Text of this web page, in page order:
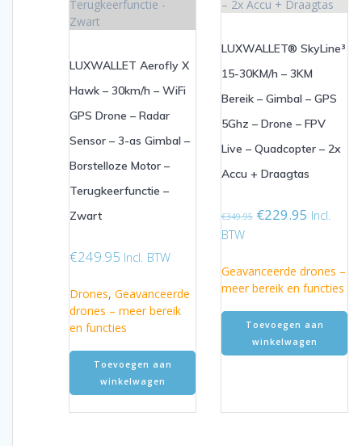
LUXWALLET Aerofly X
Hawk – 30km/h – WiFi
GPS Drone – Radar
Sensor – 3-as Gimbal –
Borstelloze Motor –
Terugkeerfunctie –
Zwart
€249.95 Incl. BTW
Drones, Geavanceerde
drones – meer bereik
en functies
Toevoegen aan
winkelwagen
LUXWALLET® SkyLine³
15-30KM/h – 3KM
Bereik – Gimbal – GPS
5Ghz – Drone – FPV
Live – Quadcopter – 2x
Accu + Draagtas
€349.95 Oorspronkelijke
€349.95.
€229.95 Huidige
€229.95.
Incl.
BTW
Geavanceerde drones –
meer bereik en functies
Toevoegen aan
winkelwagen